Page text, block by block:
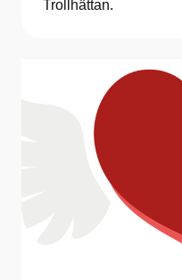
Trollhättan.